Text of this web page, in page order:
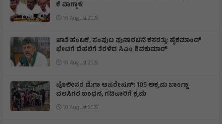
ಕೆ ವಾಗ್ದಾಳಿ
10 August 2026
ಖಾತೆ ಹಂಚಿಕೆ, ಸಂಪುಟ ಪುನಾರಚನೆ ಕಸರತ್ತು: ಹೈಕಮಾಂಡ್
ಭೇಟಿಗೆ ದೆಹಲಿಗೆ ತೆರಳಿದ ಸಿಎಂ ಶಿವಕುಮಾರ್
10 August 2026
ಪೊಲೀಸರ ಮೆಗಾ ಆಪರೇಷನ್: 105 ಅಕ್ರಮ ಬಾಂಗ್ಲಾ
ವಲಸಿಗರ ಬಂಧನ, ಗಡಿಪಾರಿಗೆ ಕ್ರಮ
10 August 2026